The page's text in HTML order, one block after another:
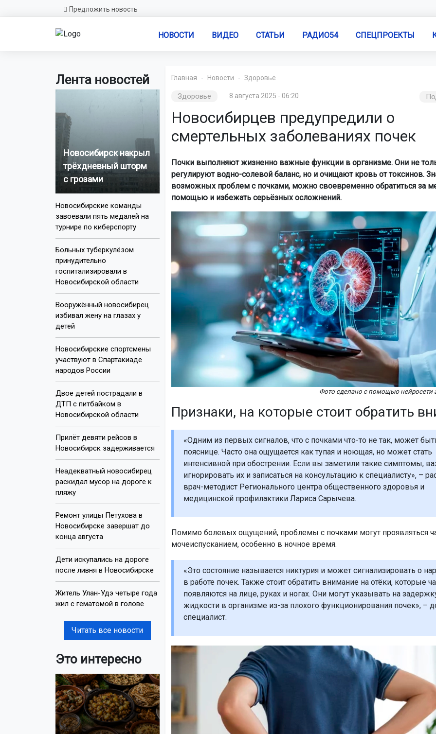
Предложить новость
НОВОСТИ ВИДЕО СТАТЬИ РАДИО54 СПЕЦПРОЕКТЫ
Лента новостей
Новосибирск накрыл
трёхдневный шторм
с грозами
Новосибирские команды
завоевали пять медалей на
турнире по киберспорту
Больных туберкулёзом
принудительно
госпитализировали в
Новосибирской области
Вооружённый новосибирец
избивал жену на глазах у
детей
Новосибирские спортсмены
участвуют в Спартакиаде
народов России
Двое детей пострадали в
ДТП с питбайком в
Новосибирской области
Прилёт девяти рейсов в
Новосибирск задерживается
Неадекватный новосибирец
раскидал мусор на дороге к
пляжу
Ремонт улицы Петухова в
Новосибирске завершат до
конца августа
Дети искупались на дороге
после ливня в Новосибирске
Житель Улан-Удэ четыре года
жил с гематомой в голове
Читать все новости
Это интересно
Главная Новости Здоровье
Здоровье 8 августа 2025 - 06:20
Новосибирцев предупредили о
смертельных заболеваниях почек
Почки выполняют жизненно важные функции в организме. Они не
регулируют водно-солевой баланс, но и очищают кровь от токсинов.
возможных проблем с почками, можно своевременно обратиться за
помощью и избежать серьёзных осложнений.
Фото сделано с помощью нейросети
Признаки, на которые стоит обратить
«Одним из первых сигналов, что с почками что-то не так, может
пояснице. Часто она ощущается как тупая и ноющая, но может стать
интенсивной при обострении. Если вы заметили такие симптомы,
игнорировать их и записаться на консультацию к специалисту», –
врач-методист Регионального центра общественного здоровья и
медицинской профилактики Лариса Сарычева.
Помимо болевых ощущений, проблемы с почками могут проявляться
мочеиспусканием, особенно в ночное время.
«Это состояние называется никтурия и может сигнализировать о
в работе почек. Также стоит обратить внимание на отёки, которые
появляются на лице, руках и ногах. Они могут указывать на
жидкости в организме из-за плохого функционирования почек», –
специалист.